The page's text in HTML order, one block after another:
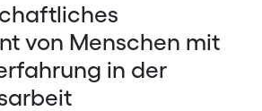
von Menschen mit
in der